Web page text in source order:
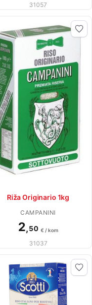
31057
Riža Originario 1kg
CAMPANINI
2,50 € / kom
31037